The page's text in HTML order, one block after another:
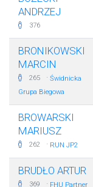
ANDRZEJ
376
BRONIKOWSKI
MARCIN
265 · Świdnicka
Grupa Biegowa
BROWARSKI
MARIUSZ
262 · RUN JP2
BRUDŁO ARTUR
369 · FHU Partner